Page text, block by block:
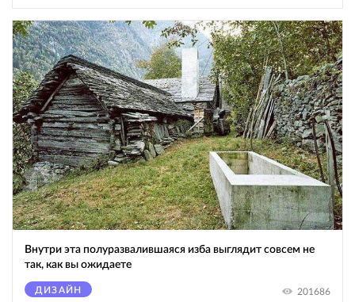
Внутри эта полуразвалившаяся изба выглядит совсем не
так, как вы ожидаете
ДИЗАЙН 201686